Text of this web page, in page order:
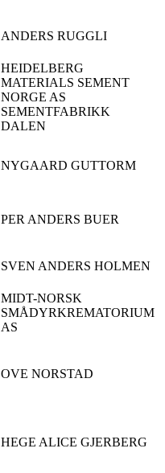
ANDERS RUGGLI
HEIDELBERG
MATERIALS SEMENT
NORGE AS
SEMENTFABRIKK
DALEN
NYGAARD GUTTORM
PER ANDERS BUER
SVEN ANDERS HOLMEN
MIDT-NORSK
SMÅDYRKREMATORIUM
AS
OVE NORSTAD
HEGE ALICE GJERBERG